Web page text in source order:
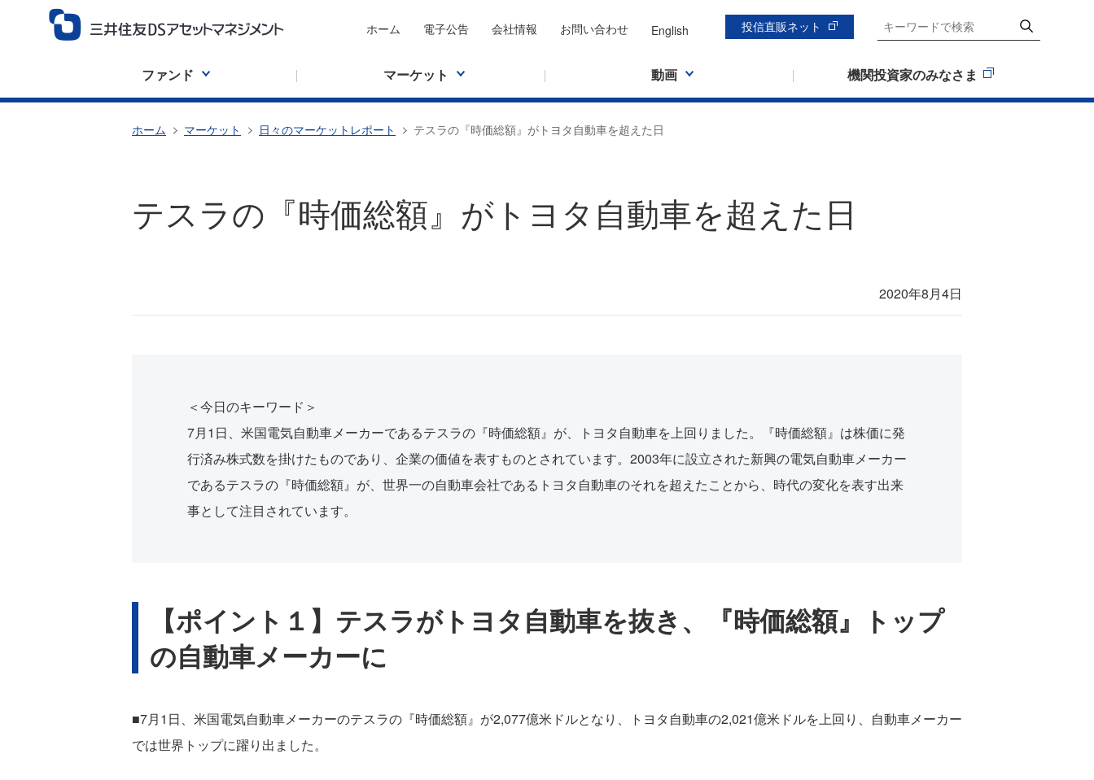
ホーム 電子公告 会社情報 お問い合わせ English 投信直販ネット
ファンド マーケット 動画 機関投資家のみなさま
ホーム マーケット 日々のマーケットレポート テスラの『時価総額』がトヨタ自動車を超えた日
テスラの『時価総額』がトヨタ自動車を超えた日
2020年8月4日
＜今日のキーワード＞
7月1日、米国電気自動車メーカーであるテスラの『時価総額』が、トヨタ自動車を上回りました。『時価総額』は株価に発
行済み株式数を掛けたものであり、企業の価値を表すものとされています。2003年に設立された新興の電気自動車メーカー
であるテスラの『時価総額』が、世界一の自動車会社であるトヨタ自動車のそれを超えたことから、時代の変化を表す出来
事として注目されています。
【ポイント１】テスラがトヨタ自動車を抜き、『時価総額』トップ
の自動車メーカーに
■7月1日、米国電気自動車メーカーのテスラの『時価総額』が2,077億米ドルとなり、トヨタ自動車の2,021億米ドルを上回り、自動車メーカー
では世界トップに躍り出ました。